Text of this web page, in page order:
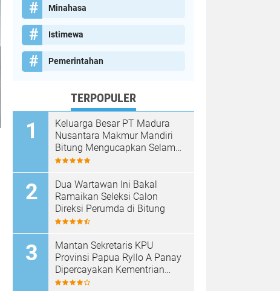
Minahasa
Istimewa
Pemerintahan
TERPOPULER
Keluarga Besar PT Madura
Nusantara Makmur Mandiri
Bitung Mengucapkan Selamat
HUT Bhayangkara ke-80
Dua Wartawan Ini Bakal
Ramaikan Seleksi Calon
Direksi Perumda di Bitung
Mantan Sekretaris KPU
Provinsi Papua Ryllo A Panay
Dipercayakan Kementrian
ESDM RI Menjabat Direktur